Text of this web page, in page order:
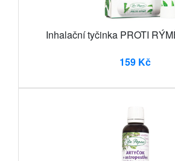
Inhalační tyčinka PROTI
159 Kč